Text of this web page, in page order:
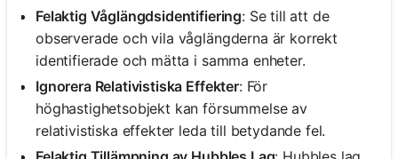
Felaktig Våglängdsidentifiering: Se till att de
observerade och vila våglängderna är korrekt
identifierade och mätta i samma enheter.
Ignorera Relativistiska Effekter: För
höghastighetsobjekt kan försummelse av
relativistiska effekter leda till betydande fel.